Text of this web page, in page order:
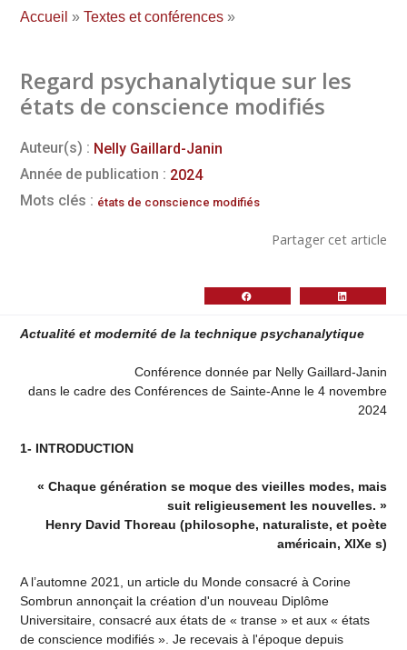
Accueil » Textes et conférences »
Regard psychanalytique sur les
états de conscience modifiés
Auteur(s) : Nelly Gaillard-Janin
Année de publication : 2024
Mots clés : états de conscience modifiés
Partager cet article
Actualité et modernité de la technique psychanalytique
Conférence donnée par Nelly Gaillard-Janin
dans le cadre des Conférences de Sainte-Anne le 4 novembre
2024
1- INTRODUCTION
« Chaque génération se moque des vieilles modes, mais
suit religieusement les nouvelles. »
Henry David Thoreau (philosophe, naturaliste, et poète
américain, XIXe s)
A l’automne 2021, un article du Monde consacré à Corine
Sombrun annonçait la création d'un nouveau Diplôme
Universitaire, consacré aux états de « transe » et aux « états
de conscience modifiés ». Je recevais à l'époque depuis